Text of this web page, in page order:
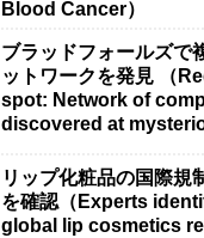
Blood Cancer）
ブラッドフォールズで
ットワークを発見 （
spot: Network of
discovered at
リップ化粧品の国際規
を確認（Experts
global lip cosmetics